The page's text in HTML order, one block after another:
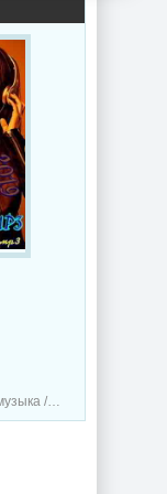
/ DJ Larochka